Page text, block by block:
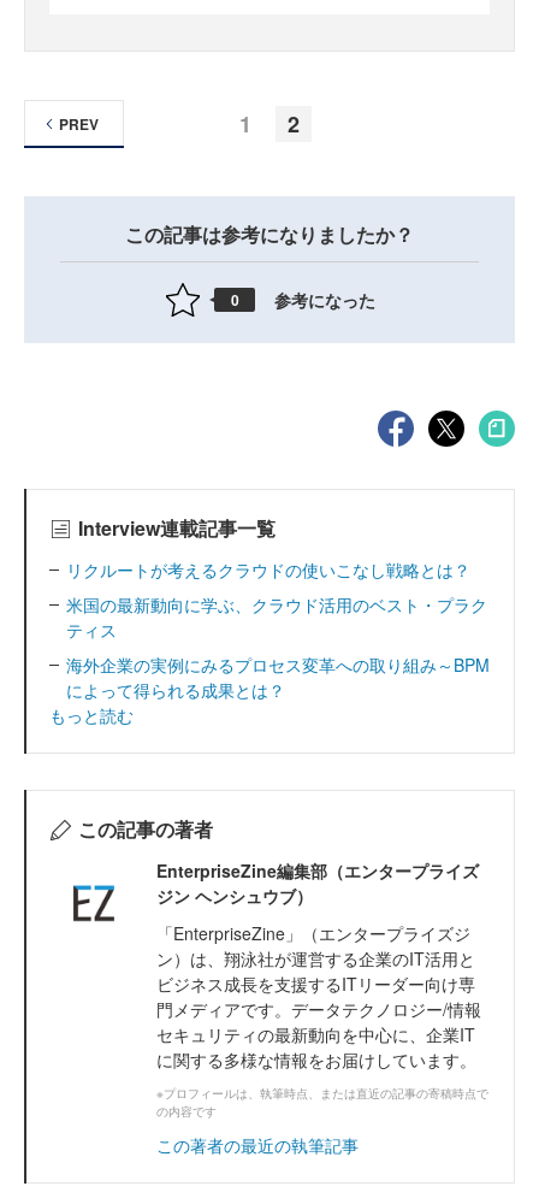
1 2
PREV
この記事は参考になりましたか？
0 参考になった
Interview連載記事一覧
リクルートが考えるクラウドの使いこなし戦略とは？
米国の最新動向に学ぶ、クラウド活用のベスト・プラク
ティス
海外企業の実例にみるプロセス変革への取り組み～BPM
によって得られる成果とは？
もっと読む
この記事の著者
EnterpriseZine編集部（エンタープライズ
ジン ヘンシュウブ）
「EnterpriseZine」（エンタープライズジ
ン）は、翔泳社が運営する企業のIT活用と
ビジネス成長を支援するITリーダー向け専
門メディアです。データテクノロジー/情報
セキュリティの最新動向を中心に、企業IT
に関する多様な情報をお届けしています。
※プロフィールは、執筆時点、または直近の記事の寄稿時点で
の内容です
この著者の最近の執筆記事